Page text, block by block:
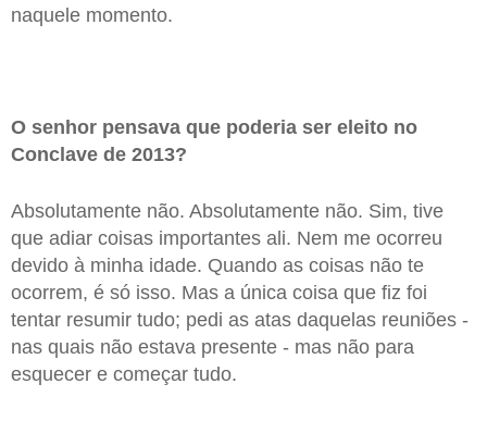
naquele momento.
O senhor pensava que poderia ser eleito no
Conclave de 2013?
Absolutamente não. Absolutamente não. Sim, tive
que adiar coisas importantes ali. Nem me ocorreu
devido à minha idade. Quando as coisas não te
ocorrem, é só isso. Mas a única coisa que fiz foi
tentar resumir tudo; pedi as atas daquelas reuniões -
nas quais não estava presente - mas não para
esquecer e começar tudo.